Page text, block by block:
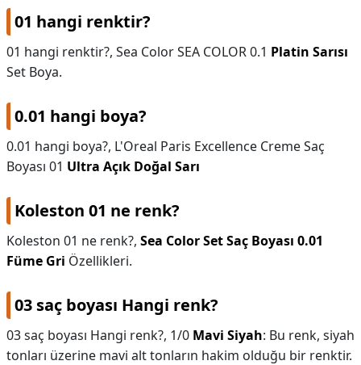
01 hangi renktir?
01 hangi renktir?, Sea Color SEA COLOR 0.1 Platin Sarısı
Set Boya.
0.01 hangi boya?
0.01 hangi boya?, L'Oreal Paris Excellence Creme Saç
Boyası 01 Ultra Açık Doğal Sarı
Koleston 01 ne renk?
Koleston 01 ne renk?, Sea Color Set Saç Boyası 0.01
Füme Gri Özellikleri.
03 saç boyası Hangi renk?
03 saç boyası Hangi renk?, 1/0 Mavi Siyah: Bu renk, siyah
tonları üzerine mavi alt tonların hakim olduğu bir renktir.